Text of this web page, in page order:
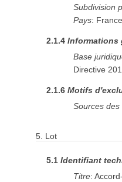
Subdivision
Pays: France
2.1.4Informations
Base
Directive
2.1.6Motifs
Sources
5. Lot
5.1Identifiant
Titre: